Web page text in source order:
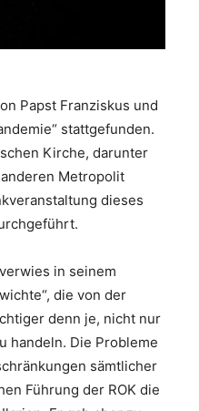
Papst Franziskus und
stattgefunden.
Kirche, darunter
Metropolit
dieses
in seinem
die von der
denn je, nicht nur
handeln. Die Probleme
sämtlicher
Führung der ROK die